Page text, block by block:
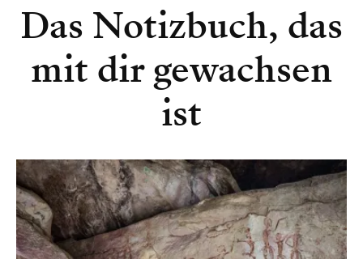
Das Notizbuch, das
mit dir gewachsen
ist